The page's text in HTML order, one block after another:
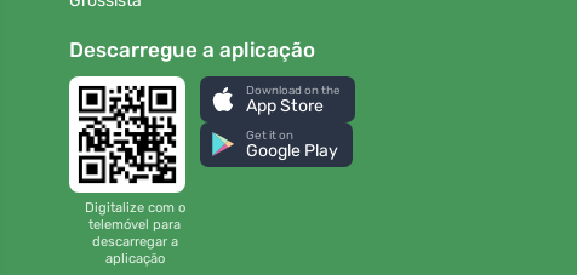
Descarregue a aplicação
Digitalize com o
telemóvel para
descarregar a
aplicação
Download on the
App Store
Get it on
Google Play